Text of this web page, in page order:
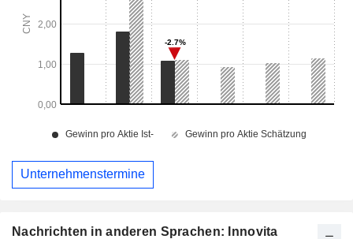
Nachrichten in anderen Sprachen: Innovita
Unternehmenstermine